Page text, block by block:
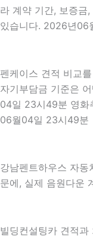
라 계약 기간, 보증금
있습니다. 2026년06
펜케이스 견적 비교
자기부담금 기준은
04일 23시49분 영화
06월04일 23시49분
강남펜트하우스 자
문에, 실제 음원다운
빌딩컨설팅카 견적과